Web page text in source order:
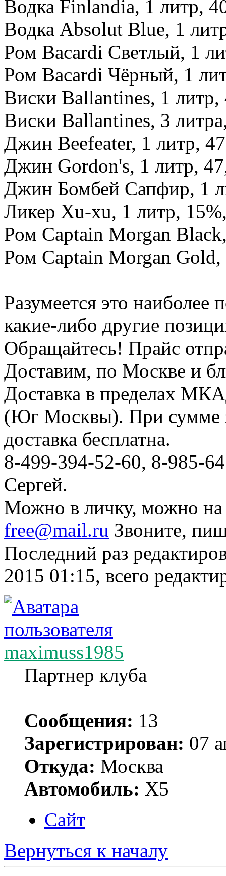
Водка Finlandia, 1 литр,
Водка Absolut Blue, 1
Ром Bacardi Светлый, 1
Ром Bacardi Чёрный, 1
Виски Ballantines, 1
Виски Ballantines, 3
Джин Beefeater, 1 литр,
Джин Gordon's, 1 литр,
Джин Бомбей Сапфир, 1
Ликер Xu-xu, 1 литр,
Ром Captain Morgan
Ром Captain Morgan
Разумеется это
какие-либо другие
Обращайтесь! Прайс
Доставим, по Москве и
Доставка в пределах
(Юг Москвы). При сумме
доставка бесплатна.
8-499-394-52-60, 8-985-
Сергей.
Можно в личку, можно
free@mail.ru Звоните,
Последний раз
2015 01:15, всего
maximuss1985
Партнер клуба
Сообщения: 13
Зарегистрирован: 07
Откуда: Москва
Автомобиль: Х5
Сайт
Вернуться к началу